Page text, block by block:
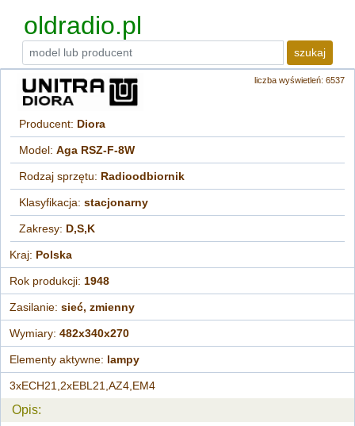
oldradio.pl
szukaj
liczba wyświetleń: 6537
Producent: Diora
Model:Aga RSZ-F-8W
Rodzaj sprzętu: Radioodbiornik
Klasyfikacja:stacjonarny
Zakresy: D,S,K
Kraj: Polska
Rok produkcji: 1948
Zasilanie:sieć, zmienny
Wymiary:482x340x270
Elementy aktywne: lampy
3xECH21,2xEBL21,AZ4,EM4
Opis: